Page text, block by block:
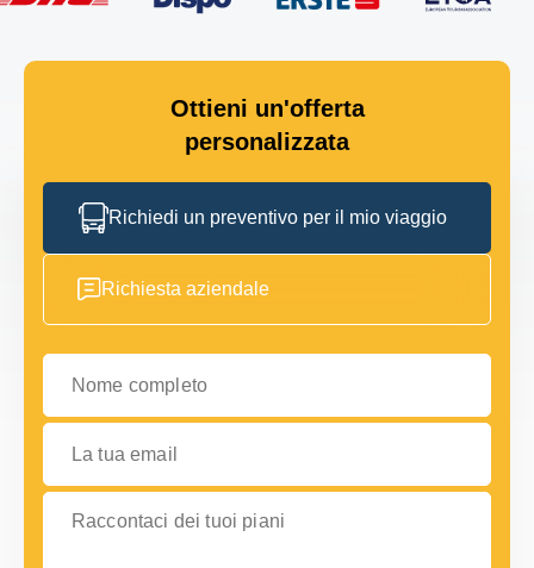
Ottieni un'offerta
personalizzata
Richiedi un preventivo per il mio viaggio
Richiesta aziendale
Nome completo
La tua email
Raccontaci dei tuoi piani